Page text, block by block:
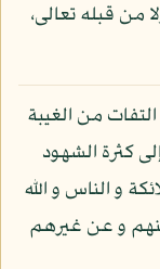
من قبله تعالى،
من الغيبة
كثرة الشهود
و الناس و الله
و عن غيرهم